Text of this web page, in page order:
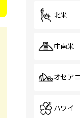
北米
中南米
オセア
ハワイ